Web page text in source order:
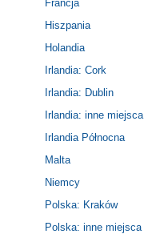
Francja
Hiszpania
Holandia
Irlandia: Cork
Irlandia: Dublin
Irlandia: inne miejsca
Irlandia Północna
Malta
Niemcy
Polska: Kraków
Polska: inne miejsca